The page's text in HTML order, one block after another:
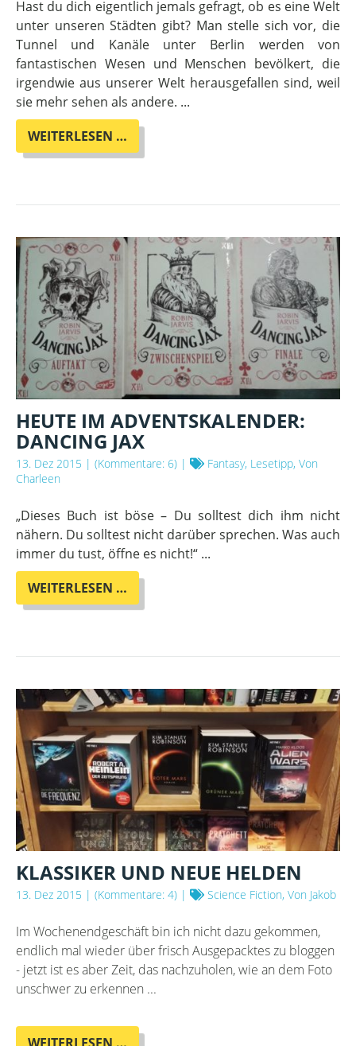
Hast du dich eigentlich jemals gefragt, ob es eine Welt
unter unseren Städten gibt? Man stelle sich vor, die
Tunnel und Kanäle unter Berlin werden von
fantastischen Wesen und Menschen bevölkert, die
irgendwie aus unserer Welt herausgefallen sind, weil
sie mehr sehen als andere. ...
WEITERLESEN …
IM
HEUTE IM ADVENTSKALENDER:
DANCING JAX
13. Dez 2015 | (Kommentare: 6) |
Fantasy, Lesetipp, Von
Charleen
„Dieses Buch ist böse – Du solltest dich ihm nicht
nähern. Du solltest nicht darüber sprechen. Was auch
immer du tust, öffne es nicht!“ ...
WEITERLESEN …
IM
JAX
KLASSIKER UND NEUE HELDEN
13. Dez 2015 | (Kommentare: 4) | Science Fiction, Von Jakob
Im Wochenendgeschäft bin ich nicht dazu gekommen,
endlich mal wieder über frisch Ausgepacktes zu bloggen
- jetzt ist es aber Zeit, das nachzuholen, wie an dem Foto
unschwer zu erkennen ...